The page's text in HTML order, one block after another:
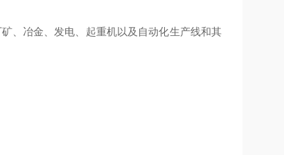
冶金、发电、起重机以及自动化生产线和其